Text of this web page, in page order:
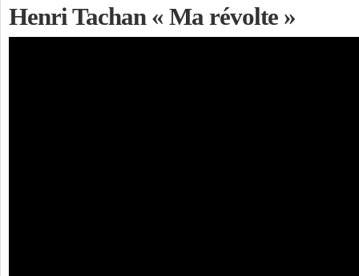
Henri Tachan « Ma révolte »